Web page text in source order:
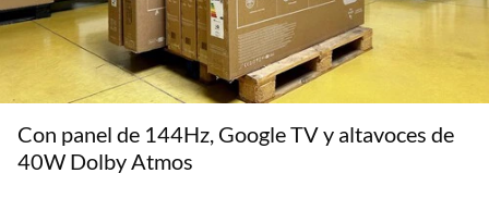
Con panel de 144Hz, Google TV y altavoces de
40W Dolby Atmos